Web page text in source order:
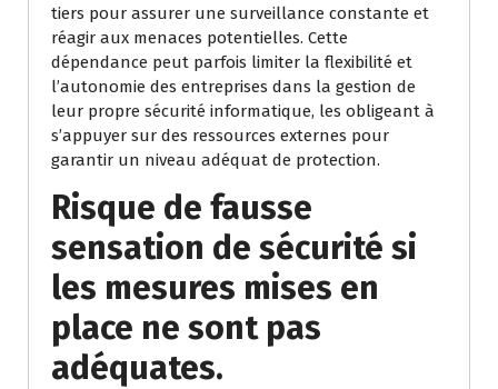
tiers pour assurer une surveillance constante et
réagir aux menaces potentielles. Cette
dépendance peut parfois limiter la flexibilité et
l’autonomie des entreprises dans la gestion de
leur propre sécurité informatique, les obligeant à
s’appuyer sur des ressources externes pour
garantir un niveau adéquat de protection.
Risque de fausse
sensation de sécurité si
les mesures mises en
place ne sont pas
adéquates.